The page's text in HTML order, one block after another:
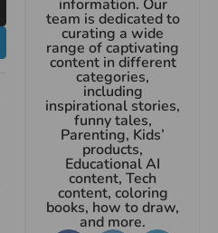
information. Our
team is dedicated to
curating a wide
range of captivating
content in different
categories,
including
inspirational stories,
funny tales,
Parenting, Kids’
products,
Educational AI
content, Tech
content, coloring
books, how to draw,
and more.